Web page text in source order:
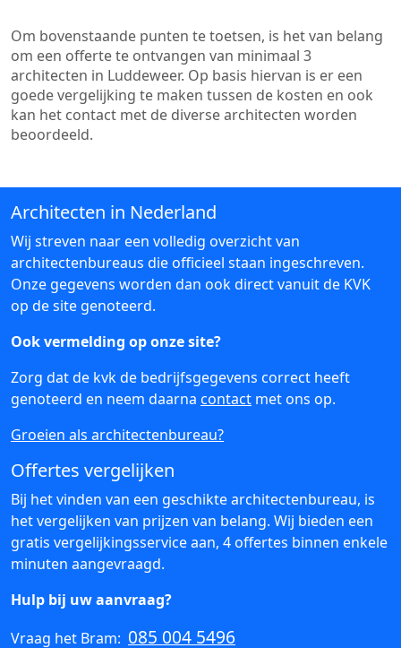
Om bovenstaande punten te toetsen, is het van belang
om een offerte te ontvangen van minimaal 3
architecten in Luddeweer. Op basis hiervan is er een
goede vergelijking te maken tussen de kosten en ook
kan het contact met de diverse architecten worden
beoordeeld.
Architecten in Nederland
Wij streven naar een volledig overzicht van
architectenbureaus die officieel staan ingeschreven.
Onze gegevens worden dan ook direct vanuit de KVK
op de site genoteerd.
Ook vermelding op onze site?
Zorg dat de kvk de bedrijfsgegevens correct heeft
genoteerd en neem daarna contact met ons op.
Groeien als architectenbureau?
Offertes vergelijken
Bij het vinden van een geschikte architectenbureau, is
het vergelijken van prijzen van belang. Wij bieden een
gratis vergelijkingsservice aan, 4 offertes binnen enkele
minuten aangevraagd.
Hulp bij uw aanvraag?
Vraag het Bram: 085 004 5496